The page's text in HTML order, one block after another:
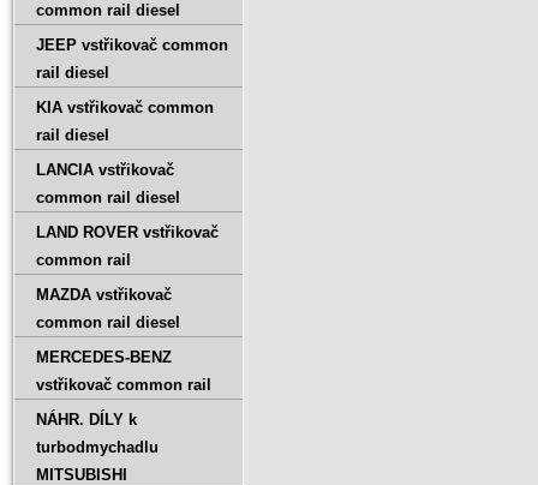
common rail diesel
JEEP vstřikovač common
rail diesel
KIA vstřikovač common
rail diesel
LANCIA vstřikovač
common rail diesel
LAND ROVER vstřikovač
common rail
MAZDA vstřikovač
common rail diesel
MERCEDES-BENZ
vstřikovač common rail
NÁHR. DÍLY k
turbodmychadlu
MITSUBISHI